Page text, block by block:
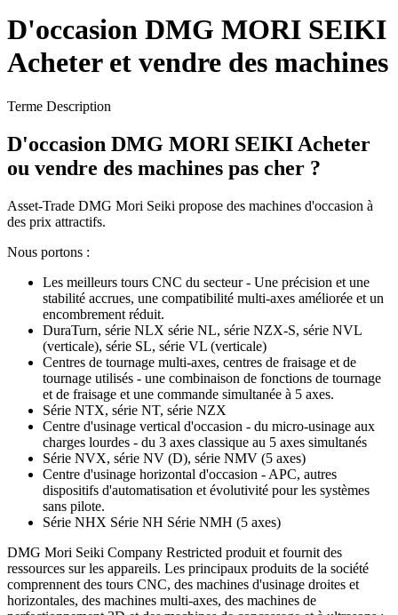
D'occasion DMG MORI SEIKI
Acheter et vendre des machines
Terme Description
D'occasion DMG MORI SEIKI Acheter
ou vendre des machines pas cher ?
Asset-Trade DMG Mori Seiki propose des machines d'occasion à
des prix attractifs.
Nous portons :
Les meilleurs tours CNC du secteur - Une précision et une
stabilité accrues, une compatibilité multi-axes améliorée et un
encombrement réduit.
DuraTurn, série NLX série NL, série NZX-S, série NVL
(verticale), série SL, série VL (verticale)
Centres de tournage multi-axes, centres de fraisage et de
tournage utilisés - une combinaison de fonctions de tournage
et de fraisage et une commande simultanée à 5 axes.
Série NTX, série NT, série NZX
Centre d'usinage vertical d'occasion - du micro-usinage aux
charges lourdes - du 3 axes classique au 5 axes simultanés
Série NVX, série NV (D), série NMV (5 axes)
Centre d'usinage horizontal d'occasion - APC, autres
dispositifs d'automatisation et évolutivité pour les systèmes
sans pilote.
Série NHX Série NH Série NMH (5 axes)
DMG Mori Seiki Company Restricted produit et fournit des
ressources sur les appareils. Les principaux produits de la société
comprennent des tours CNC, des machines d'usinage droites et
horizontales, des machines multi-axes, des machines de